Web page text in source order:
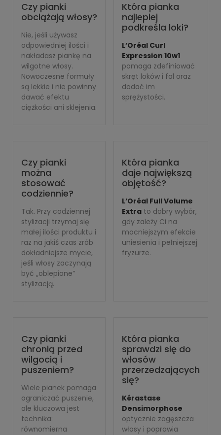
Czy pianki
obciążają włosy?
Nie, jeśli używasz
odpowiedniej ilości i
nakładasz piankę na
wilgotne włosy.
Nowoczesne formuły
są lekkie i nie powinny
dawać efektu
ciężkości ani sklejenia.
Która pianka
najlepiej
podkreśla loki?
L’Oréal Curl
Expression 10w1
pomaga zdefiniować
skręt loków i fal oraz
dodać im
sprężystości.
Czy pianki
można
stosować
codziennie?
Tak. Przy codziennej
stylizacji trzymaj się
małej ilości produktu i
raz na jakiś czas zrób
dokładniejsze mycie,
jeśli włosy zaczynają
być „oblepione”
stylizacją.
Która pianka
daje największą
objętość?
L’Oréal Full Volume
Extra to dobry wybór,
gdy zależy Ci na
mocniejszym efekcie
uniesienia i pełniejszej
fryzurze.
Czy pianki
chronią przed
wilgocią i
puszeniem?
Wiele pianek pomaga
ograniczać puszenie,
ale kluczowa jest
technika:
równomierna
Która pianka
sprawdzi się do
włosów
przerzedzających
się?
Kérastase
Densimorphose
optycznie zagęszcza
włosy i poprawia